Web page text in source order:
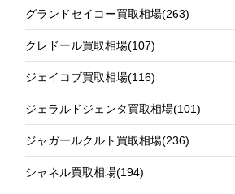
グランドセイコー買取相場(263)
クレドール買取相場(107)
ジェイコブ買取相場(116)
ジェラルドジェンタ買取相場(101)
ジャガールクルト買取相場(236)
シャネル買取相場(194)